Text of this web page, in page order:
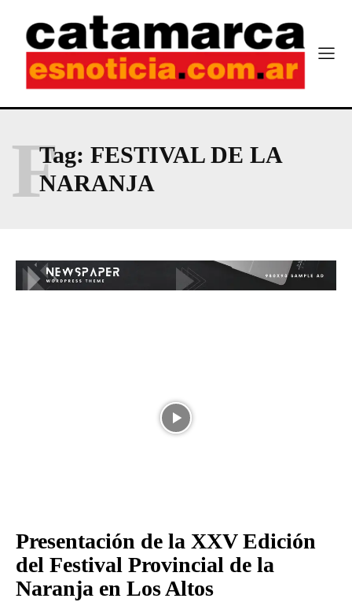
Tag: FESTIVAL DE LA
NARANJA
F
Presentación de la XXV Edición
del Festival Provincial de la
Naranja en Los Altos